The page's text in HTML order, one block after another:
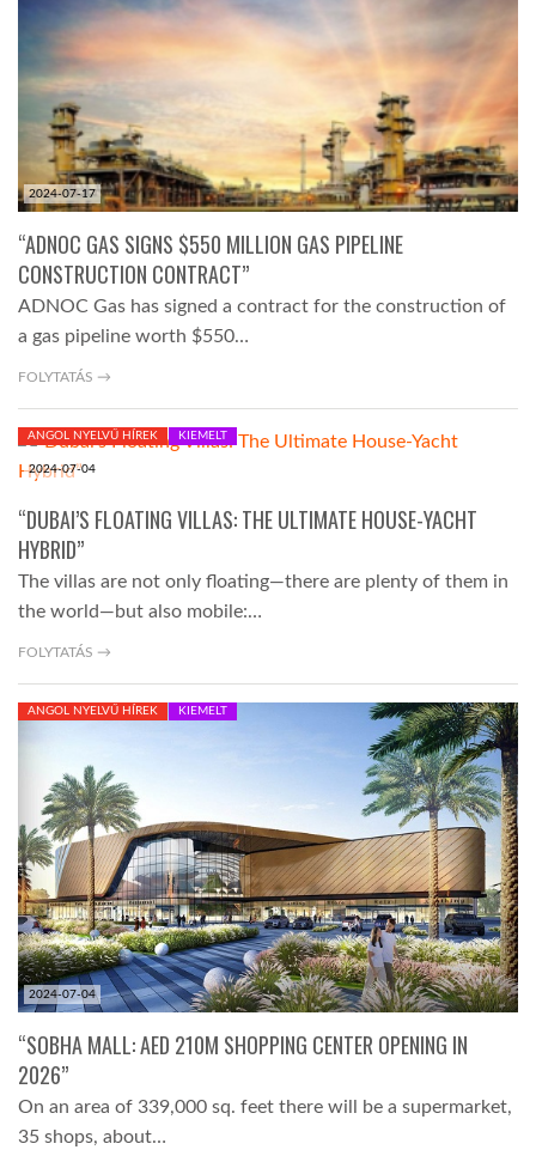
LATIMO.HU
GLOBOBOOK
2024-07-17
“ADNOC GAS SIGNS $550 MILLION GAS PIPELINE
CONSTRUCTION CONTRACT”
ADNOC Gas has signed a contract for the construction of
a gas pipeline worth $550…
FOLYTATÁS →
2024-07-04
ANGOL NYELVŰ HÍREK KIEMELT
“DUBAI’S FLOATING VILLAS: THE ULTIMATE HOUSE-YACHT
HYBRID”
The villas are not only floating—there are plenty of them in
the world—but also mobile:…
FOLYTATÁS →
2024-07-04
ANGOL NYELVŰ HÍREK KIEMELT
“SOBHA MALL: AED 210M SHOPPING CENTER OPENING IN
2026”
On an area of 339,000 sq. feet there will be a supermarket,
35 shops, about…